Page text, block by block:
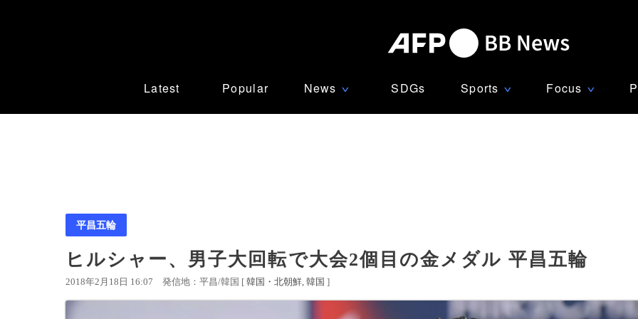
Latest Popular News ∨ SDGs Sports ∨ Focus ∨
平昌五輪
ヒルシャー、男子大回転で大会2個目の金メダル 平昌五輪
2018年2月18日 16:07 発信地：平昌/韓国 [ 韓国・北朝鮮 韓国 ]